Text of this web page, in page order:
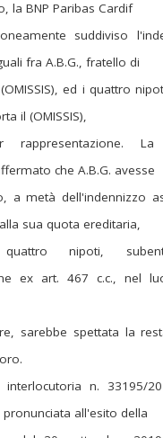
la BNP Paribas Cardif
suddiviso
fra A.B.G., fratello di
ed i quattro
il (OMISSIS),
rappresentazione. La
che A.B.G. avesse
a metà dell'indennizzo
sua quota ereditaria,
nipoti,
ex art. 467 c.c., nel
sarebbe spettata la
interlocutoria n. 33195/
all'esito della